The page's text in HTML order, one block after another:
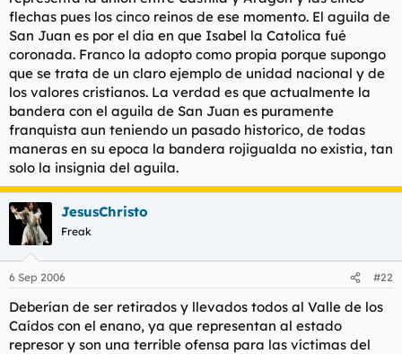
franquismo necesariamente?Es que en el Wiki no he
encontrado nada.
flechas pues los cinco reinos de ese momento. El aguila de
San Juan es por el dia en que Isabel la Catolica fué
coronada. Franco la adopto como propia porque supongo
que se trata de un claro ejemplo de unidad nacional y de
los valores cristianos. La verdad es que actualmente la
bandera con el aguila de San Juan es puramente
franquista aun teniendo un pasado historico, de todas
maneras en su epoca la bandera rojigualda no existia, tan
solo la insignia del aguila.
JesusChristo
Freak
6 Sep 2006 #22
Deberían de ser retirados y llevados todos al Valle de los
Caídos con el enano, ya que representan al estado
represor y son una terrible ofensa para las víctimas del